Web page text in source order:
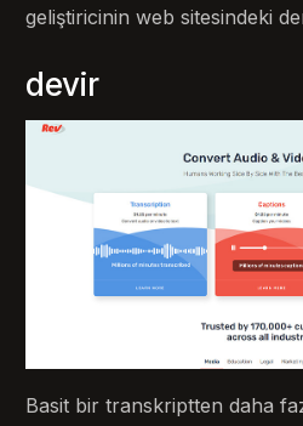
geliştiricinin web sitesindeki
devir
Basit bir transkriptten daha